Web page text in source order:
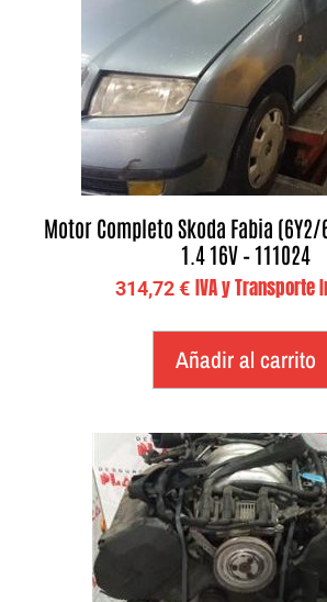
Motor Completo Skoda Fabia
1.4 16V – 111024
314,72€ IVA y Transporte
Añadir al carrito